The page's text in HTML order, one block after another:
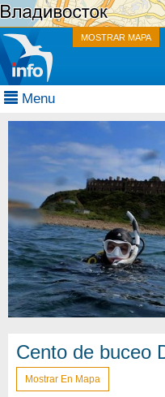
MOSTRAR MAPA
Menu
Cento de buceo
Mostrar En Mapa